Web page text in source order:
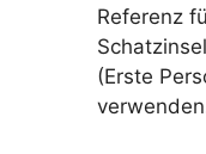
Referenz
(Erste